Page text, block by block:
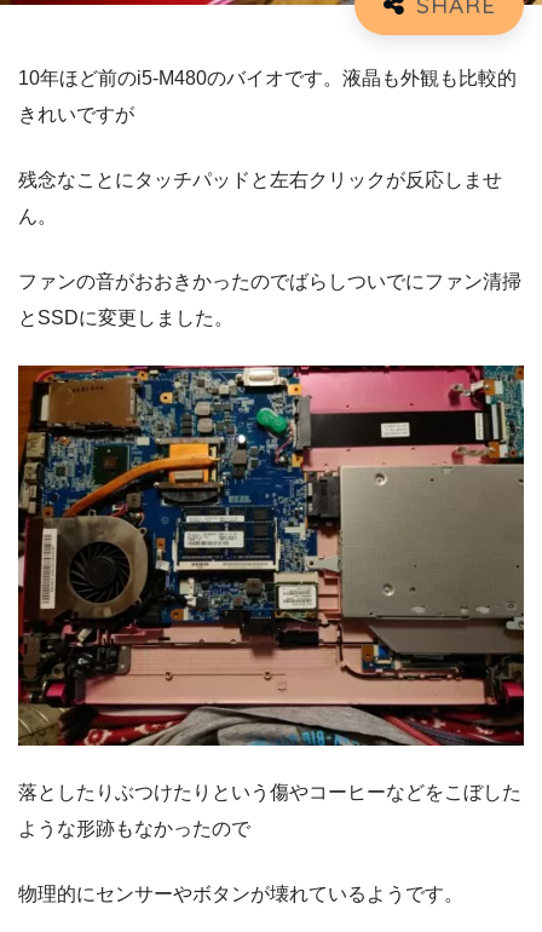
10年ほど前のi5-M480のバイオです。液晶も外観も比較的
きれいですが
残念なことにタッチパッドと左右クリックが反応しませ
ん。
ファンの音がおおきかったのでばらしついでにファン清掃
とSSDに変更しました。
落としたりぶつけたりという傷やコーヒーなどをこぼした
ような形跡もなかったので
物理的にセンサーやボタンが壊れているようです。